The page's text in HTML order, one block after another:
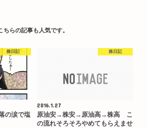
ちらの記事も人気です。
株日記
の涙で塩
株日記
2016.1.27
原油安→株安→原油高→株高 こ
の流れそろそろやめてもらえませ